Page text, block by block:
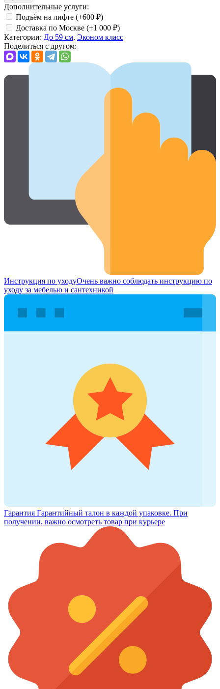
Дополнительные услуги:
Подъём на лифте (+600 ₽)
Доставка по Москве (+1 000 ₽)
Категории: До 59 см, Эконом класс
Поделиться с другом:
Инструкция по уходуОчень важно соблюдать инструкцию по
уходу за мебелью и сантехникой
Гарантия Гарантийный талон в каждой упаковке. При
получении, важно осмотреть товар при курьере